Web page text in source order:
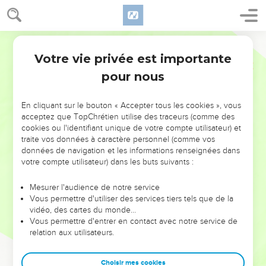
NE MANQUEZ PAS L’ÉVÉNEMENT
DE L’ANNÉE !
ET SI LEURS ERREURS POUVAIENT VOUS ÉVITER LES
VOTRES ?
leur foi ou leur vision. Mais on voit moins les doutes, les erreurs
et les saisons difficiles qu'ils ont traversés, alors même que ce
sont elles qui les ont façonnés.
Dans cette conférence, leaders, entrepreneurs, et responsables
clés pour avancer avec plus de sagesse afin que leurs erreurs
Votre vie privée est importante
pour nous
En cliquant sur le bouton « Accepter tous les cookies », vous
acceptez que TopChrétien utilise des traceurs (comme des
cookies ou l'identifiant unique de votre compte utilisateur) et
traite vos données à caractère personnel (comme vos
données de navigation et les informations renseignées dans
votre compte utilisateur) dans les buts suivants :
Mesurer l'audience de notre service
Vous permettre d'utiliser des services tiers tels que de la
vidéo, des cartes du monde…
Vous permettre d'entrer en contact avec notre service de
relation aux utilisateurs.
Choisir mes cookies